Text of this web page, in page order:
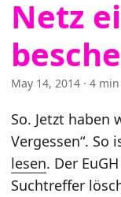
Netz
May 14, 2014 · 4
So. Jetzt haben
Vergessen“. So
lesen. Der
Suchtreffer